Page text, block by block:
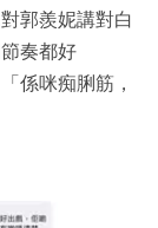
郭羨妮講對白
奏都好
係咪痴脷筋，